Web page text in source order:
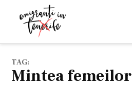
in
TAG:
mintea femeilor